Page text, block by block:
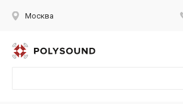
Москва